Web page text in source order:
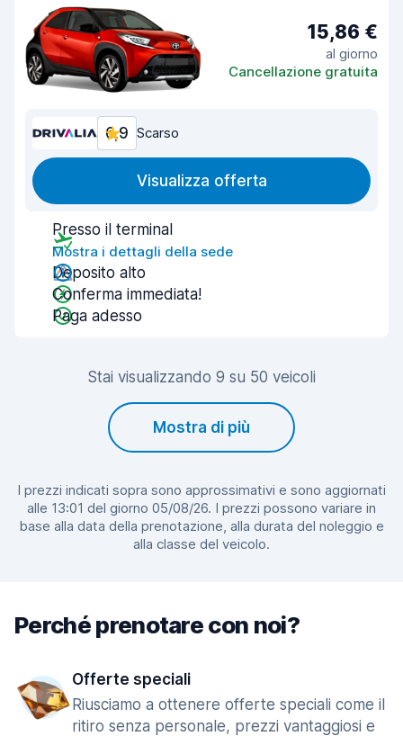
15,86 €
al giorno
Cancellazione gratuita
6,9 Scarso
Visualizza offerta
Presso il terminal
Mostra i dettagli della sede
Deposito alto
Conferma immediata!
Paga adesso
Stai visualizzando 9 su 50 veicoli
Mostra di più
I prezzi indicati sopra sono approssimativi e sono aggiornati
alle 13:01 del giorno 05/08/26. I prezzi possono variare in
base alla data della prenotazione, alla durata del noleggio e
alla classe del veicolo.
Perché prenotare con noi?
Offerte speciali
Riusciamo a ottenere offerte speciali come il
ritiro senza personale, prezzi vantaggiosi e